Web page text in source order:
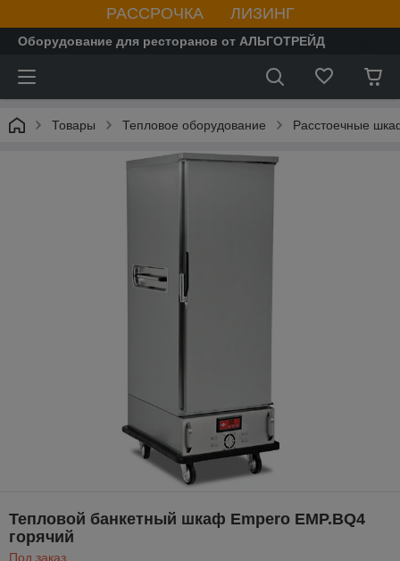
РАССРОЧКА ЛИЗИНГ
Оборудование для ресторанов от АЛЬГОТРЕЙД
Товары Тепловое оборудование Расстоечные
Тепловой банкетный шкаф Empero EMP.BQ4
горячий
Под заказ